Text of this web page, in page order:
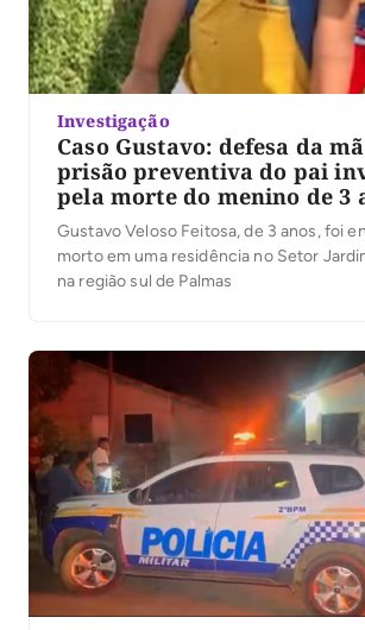
Investigação
Caso Gustavo: defesa da
prisão preventiva do pai
pela morte do menino de 3
Gustavo Veloso Feitosa, de 3 anos, foi
morto em uma residência no Setor
na região sul de Palmas